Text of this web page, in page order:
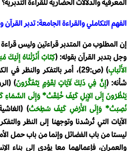
المعرفية والدلالات الحضارية للقراءة التدبرية؟
الفهم التكاملي والقراءة الجامعة: تدبر القرآن
إن المطلوب من المتدبر قراءتين وليس
وجل بتدبر القرآن بقوله: ﴿كِتَابٌ أَنْزَلْنَاهُ إِلَيْكَ
الأَلْبَابِ
﴾ (ص:29)، أمر بالتفكر والنظر
شأنه: ﴿إِنَّ فِي ذَلِكَ لَآيَاتٍ لِقَوْمٍ يَتَفَكَّرُونَ﴾ (الروم:21)،
يَنْظُرُونَ إِلَى الإِبِلِ كَيْفَ خُلِقَتْ* وَإِلَى
نُصِبَتْ* وَإِلَى الأَرْضِ كَيْفَ سُطِحَتْ
الآيات التي تُرشدنا وتوجهنا إلى النظر
ليستا من باب الفضائل وإنما من باب حمل
والعمران، فإعمالهما معا يؤدي إلى بناء